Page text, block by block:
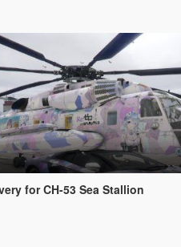
for CH-53 Sea Stallion